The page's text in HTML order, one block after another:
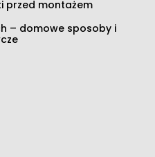
przed montażem
– domowe sposoby i